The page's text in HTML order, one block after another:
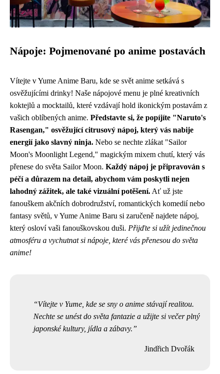
Nápoje: Pojmenované po anime postavách
Vítejte v Yume Anime Baru, kde se svět anime setkává s
osvěžujícími drinky! Naše nápojové menu je plné kreativních
koktejlů a mocktailů, které vzdávají hold ikonickým postavám z
vašich oblíbených anime. Představte si, že popíjíte "Naruto's
Rasengan," osvěžující citrusový nápoj, který vás nabije
energií jako slavný ninja. Nebo se nechte zlákat "Sailor
Moon's Moonlight Legend," magickým mixem chutí, který vás
přenese do světa Sailor Moon. Každý nápoj je připravován s
péčí a důrazem na detail, abychom vám poskytli nejen
lahodný zážitek, ale také vizuální potěšení. Ať už jste
fanouškem akčních dobrodružství, romantických komedií nebo
fantasy světů, v Yume Anime Baru si zaručeně najdete nápoj,
který osloví vaši fanouškovskou duši. Přijďte si užít jedinečnou
atmosféru a vychutnat si nápoje, které vás přenesou do světa
anime!
Vítejte v Yume, kde se sny o anime stávají realitou.
Nechte se unést do světa fantazie a užijte si večer plný
japonské kultury, jídla a zábavy.
Jindřich Dvořák